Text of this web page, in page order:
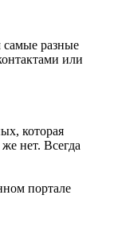
самые разные
или
которая
нет. Всегда
портале